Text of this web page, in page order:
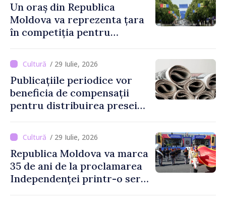
Un oraș din Republica
Moldova va reprezenta țara
în competiția pentru
Culturii 2033
/ 29 Iulie, 2026
Publicațiile periodice vor
beneficia de compensații
pentru distribuirea presei
/ 29 Iulie, 2026
Republica Moldova va marca
35 de ani de la proclamarea
Independenței printr-o serie